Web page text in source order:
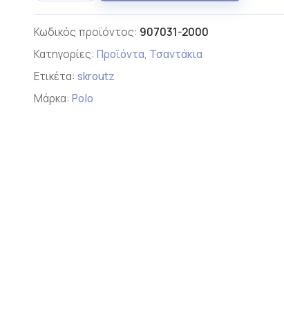
Κωδικός προϊόντος: 907031-2000
Κατηγορίες: Προϊόντα, Τσαντάκια
Ετικέτα: skroutz
Μάρκα: Polo